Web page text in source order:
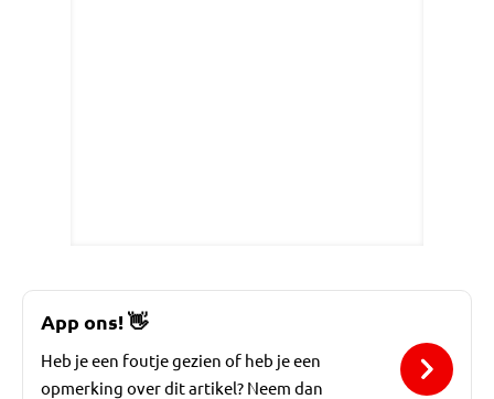
App ons!👋
Heb je een foutje gezien of heb je een
opmerking over dit artikel? Neem dan